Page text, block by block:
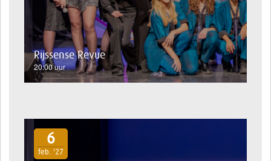
Rijssense Revue
20:00 uur
6
feb. '27